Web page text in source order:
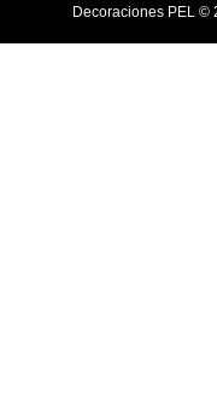
Decoraciones PEL ©